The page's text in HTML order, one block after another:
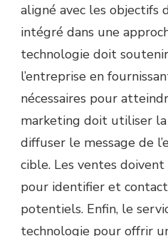
aligné avec les objectifs
intégré dans une
technologie doit
l’entreprise en
nécessaires pour
marketing doit utiliser
diffuser le message de
cible. Les ventes
pour identifier et
potentiels. Enfin, le
technologie pour offrir